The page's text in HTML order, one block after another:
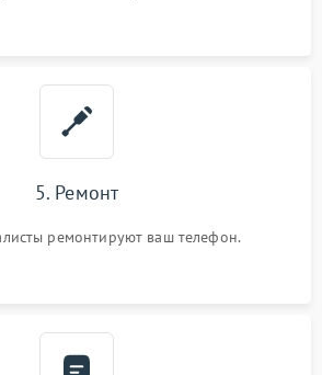
5. Ремонт
ремонтируют ваш телефон.